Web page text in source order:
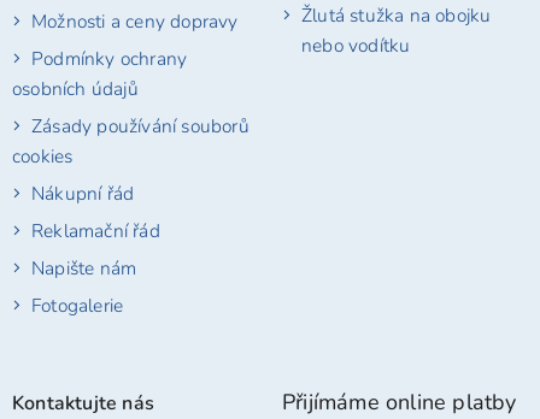
Možnosti a ceny dopravy
Podmínky ochrany
osobních údajů
Zásady používání souborů
cookies
Nákupní řád
Reklamační řád
Napište nám
Fotogalerie
Žlutá stužka na obojku
nebo vodítku
Kontaktujte nás Přijímáme online platby